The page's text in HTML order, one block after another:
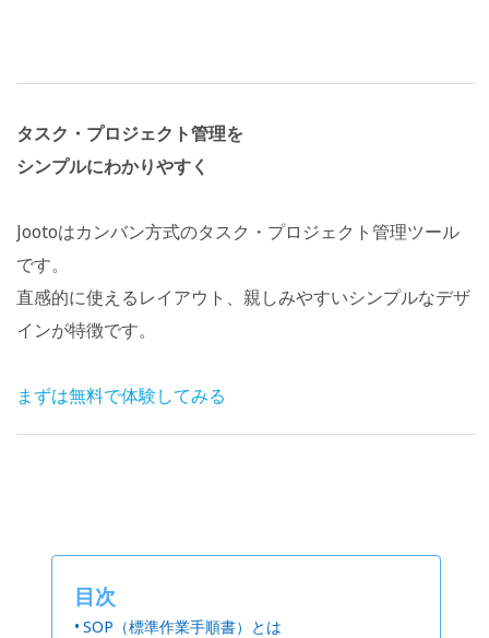
タスク・プロジェクト管理を
シンプルにわかりやすく
Jootoはカンバン方式のタスク・プロジェクト管理ツール
です。
直感的に使えるレイアウト、親しみやすいシンプルなデザ
インが特徴です。
まずは無料で体験してみる
目次
SOP（標準作業手順書）とは